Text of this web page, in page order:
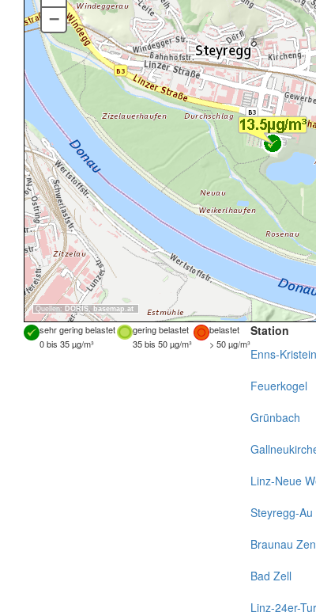
Quellen: DORIS, basemap.at
–
sehr gering belastet gering belastet
belastet
0 bis 35 µg/m³
35 bis 50 µg/m³ > 50 µg/m³
Station
Enns-
Feuerkogel
Grünbach
Linz-Neue
Steyregg-Au
Braunau
Bad Zell
Linz-24er-